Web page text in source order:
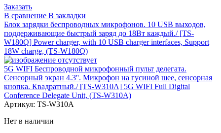
Заказать
В сравнение В закладки
Блок зарядки беспроводных микрофонов. 10 USB выходов,
поддерживающие быстрый заряд до 18Вт каждый./ [TS-
W180Q] Power charger, with 10 USB charger interfaces, Support
18W charge, (TS-W180Q)
5G WIFI Беспроводной микрофонный пульт делегата.
Сенсорный экран 4.3''. Микрофон на гусиной шее, сенсорная
кнопка. Квадратный./ [TS-W310A] 5G WIFI Full Digital
Conference Delegate Unit, (TS-W310A)
Артикул: TS-W310A
Нет в наличии